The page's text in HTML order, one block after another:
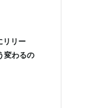
リリー
変わるの